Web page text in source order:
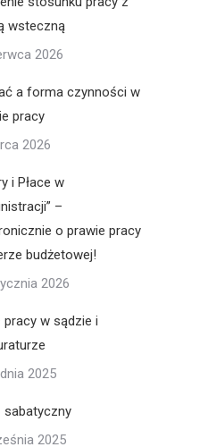
wsteczną
2026
a forma czynności w
pracy
2026
i Płace w
–
o prawie pracy
budżetowej!
2026
pracy w sądzie i
2025
sabatyczny
2025